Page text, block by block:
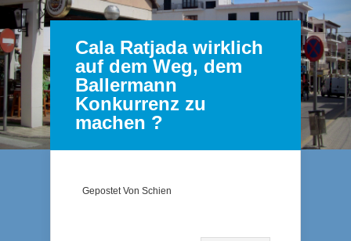
Cala Ratjada wirklich
auf dem Weg, dem
Ballermann
Konkurrenz zu
machen ?
Gepostet Von Schien